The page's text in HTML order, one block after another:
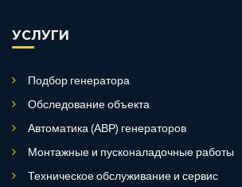
УСЛУГИ
Подбор генератора
Обследование объекта
Автоматика (АВР) генераторов
Монтажные и пусконаладочные работы
Техническое обслуживание и сервис